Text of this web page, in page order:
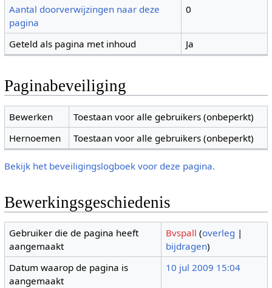
Aantal doorverwijzingen naar deze
pagina
0
Geteld als pagina met inhoud Ja
Paginabeveiliging
Bewerken
Toestaan voor alle gebruikers (onbeperkt)
Hernoemen
Toestaan voor alle gebruikers (onbeperkt)
Bekijk het beveiligingslogboek voor deze pagina.
Bewerkingsgeschiedenis
Gebruiker die de pagina heeft
aangemaakt
Bvspall (overleg |
bijdragen)
Datum waarop de pagina is
aangemaakt
10 jul 2009 15:04